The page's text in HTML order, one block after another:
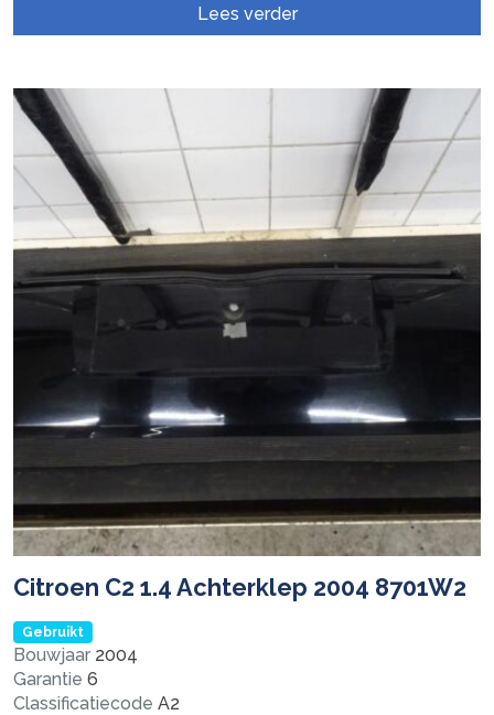
Lees verder
Citroen C2 1.4 Achterklep 2004 8701W2
Gebruikt
Bouwjaar 2004
Garantie 6
Classificatiecode A2